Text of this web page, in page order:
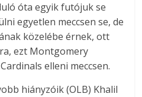
óta egyik futójuk se
egyetlen meccsen se, de
közelébe érnek, ott
ezt Montgomery
elleni meccsen.
hiányzóik (OLB) Khalil